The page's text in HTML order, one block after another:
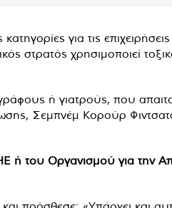
για τις
στρατός χρησιμοποιεί
ή γιατρούς, που
Σεμπνέμ Κορούρ
ή του Οργανισμού για την